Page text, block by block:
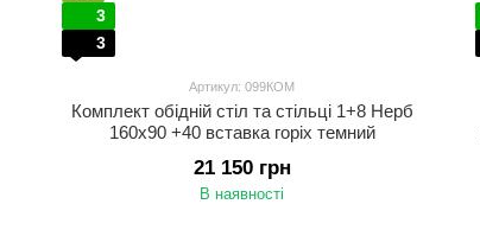
3
3
Артикул: 099КОМ
Комплект обідній стіл та стільці 1+8 Нерб
160х90 +40 вставка горіх темний
21 150 грн
В наявності